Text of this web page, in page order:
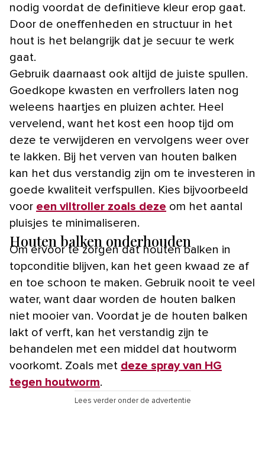
nodig voordat de definitieve kleur erop gaat.
Door de oneffenheden en structuur in het
hout is het belangrijk dat je secuur te werk
gaat.
Gebruik daarnaast ook altijd de juiste spullen.
Goedkope kwasten en verfrollers laten nog
weleens haartjes en pluizen achter. Heel
vervelend, want het kost een hoop tijd om
deze te verwijderen en vervolgens weer over
te lakken. Bij het verven van houten balken
kan het dus verstandig zijn om te investeren in
goede kwaliteit verfspullen. Kies bijvoorbeeld
voor een viltroller zoals deze om het aantal
pluisjes te minimaliseren.
Houten balken onderhouden
Om ervoor te zorgen dat houten balken in
topconditie blijven, kan het geen kwaad ze af
en toe schoon te maken. Gebruik nooit te veel
water, want daar worden de houten balken
niet mooier van. Voordat je de houten balken
lakt of verft, kan het verstandig zijn te
behandelen met een middel dat houtworm
voorkomt. Zoals met deze spray van HG
tegen houtworm.
Lees verder onder de advertentie